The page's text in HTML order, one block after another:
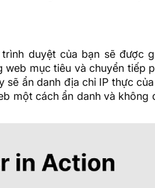
duyệt của bạn sẽ được
mục tiêu và chuyển tiếp
ẩn danh địa chỉ IP thực
một cách ẩn danh và không